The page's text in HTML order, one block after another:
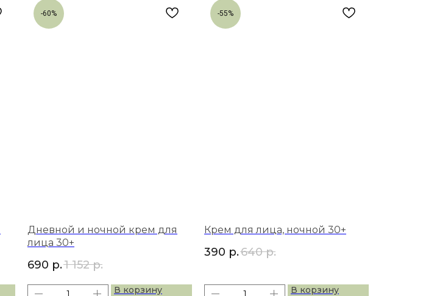
-60%
Дневной и ночной крем для
лица 30+
690 р.1 152 р.
В корзину
-55%
Крем для лица, ночной 30+
390 р.640 р.
В корзину